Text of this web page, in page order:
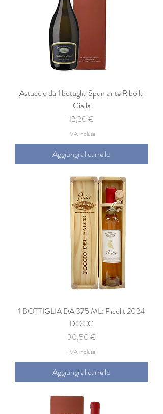
Astuccio da 1 bottiglia Spumante Ribolla
Gialla
Prezzo
12,20 €
IVA inclusa
Aggiungi al carrello
1 BOTTIGLIA DA 375 ML: Picolit 2024
DOCG
Prezzo
30,50 €
IVA inclusa
Aggiungi al carrello